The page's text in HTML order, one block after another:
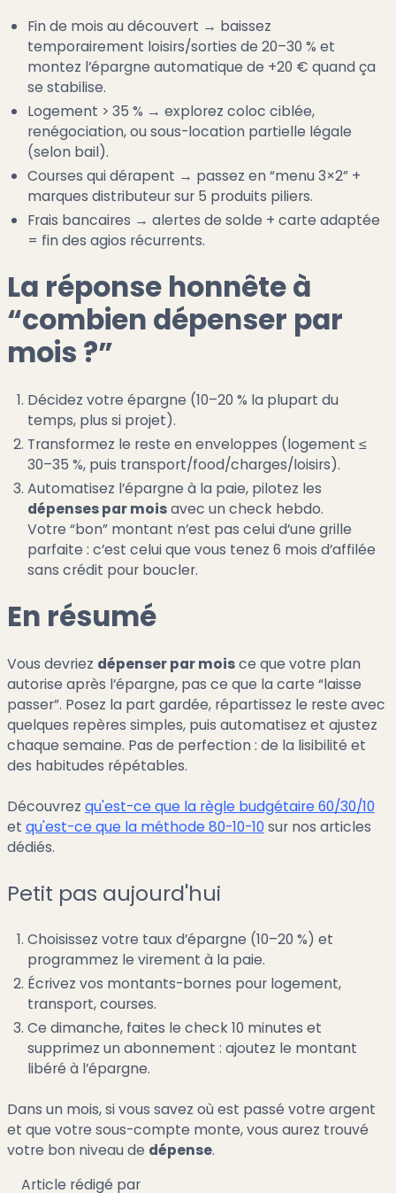
Fin de mois au découvert → baissez
temporairement loisirs/sorties de 20–30 % et
montez l’épargne automatique de +20 € quand ça
se stabilise.
Logement > 35 % → explorez coloc ciblée,
renégociation, ou sous-location partielle légale
(selon bail).
Courses qui dérapent → passez en “menu 3×2” +
marques distributeur sur 5 produits piliers.
Frais bancaires → alertes de solde + carte adaptée
= fin des agios récurrents.
La réponse honnête à
“combien dépenser par
mois ?”
Décidez votre épargne (10–20 % la plupart du
temps, plus si projet).
Transformez le reste en enveloppes (logement ≤
30–35 %, puis transport/food/charges/loisirs).
Automatisez l’épargne à la paie, pilotez les
dépenses par moisavec un check hebdo.
Votre “bon” montant n’est pas celui d’une grille
parfaite : c’est celui que vous tenez 6 mois d’affilée
sans crédit pour boucler.
En résumé
Vous devriez dépenser par moisce que votre plan
autorise après l’épargne, pas ce que la carte “laisse
passer”. Posez la part gardée, répartissez le reste avec
quelques repères simples, puis automatisez et ajustez
chaque semaine. Pas de perfection : de la lisibilité et
des habitudes répétables.
Découvrez qu'est-ce que la règle budgétaire 60/30/10
et qu'est-ce que la méthode 80-10-10sur nos articles
dédiés.
Petit pas aujourd'hui
Choisissez votre taux d’épargne (10–20 %) et
programmez le virement à la paie.
Écrivez vos montants-bornes pour logement,
transport, courses.
Ce dimanche, faites le check 10 minutes et
supprimez un abonnement : ajoutez le montant
libéré à l’épargne.
Dans un mois, si vous savez où est passé votre argent
et que votre sous-compte monte, vous aurez trouvé
votre bon niveau de dépense.
Article rédigé par